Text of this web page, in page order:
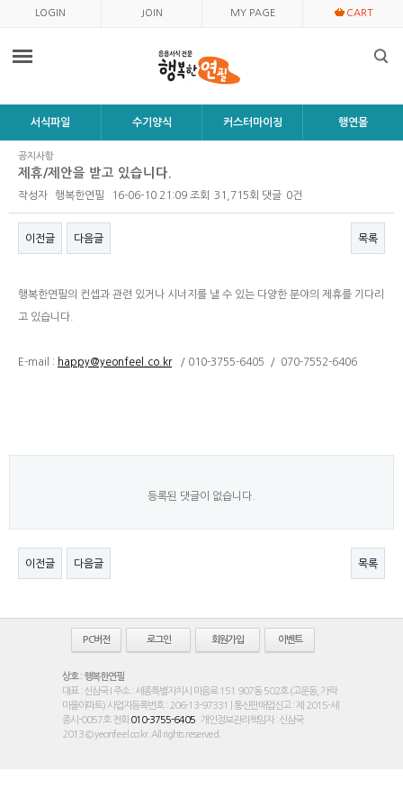
LOGIN JOIN MY PAGE CART
서식파일 수기양식 커스터마이징 행연몰
공지사항
제휴/제안을 받고 있습니다.
작성자 행복한연필 16-06-10 21:09 조회 31,715회 댓글 0건
이전글 다음글 목록
행복한연필의 컨셉과 관련 있거나 시너지를 낼 수 있는 다양한 분야의 제휴를 기다리
고 있습니다.
E-mail : happy@yeonfeel.co.kr/ 010-3755-6405 / 070-7552-6406
등록된 댓글이 없습니다.
이전글 다음글 목록
PC버전 로그인 회원가입 이벤트
상호 : 행복한연필
대표 : 신삼국 I 주소 : 세종특별자치시 마음로 151 907동 502호 (고운동, 가락
마을아파트) 사업자등록번호 : 206-13-97331 | 통신판매업신고 : 제 2015-세
종시-0057호 전화010-3755-6405
개인정보관리책임자 : 신삼국
2013 © yeonfeel.co.kr. All rights reserved.